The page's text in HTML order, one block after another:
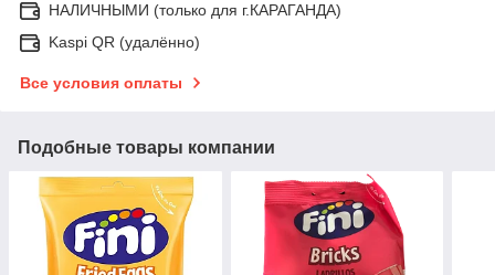
НАЛИЧНЫМИ (только для г.КАРАГАНДА)
Kaspi QR (удалённо)
Все условия оплаты
Подобные товары компании